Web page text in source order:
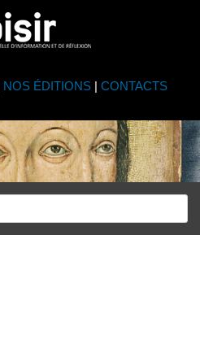
NOS ÉDITIONS| CONTACTS